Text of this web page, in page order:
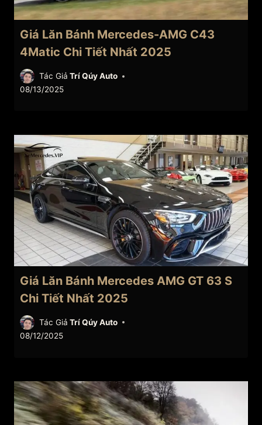
Giá Lăn Bánh Mercedes-AMG C43
4Matic Chi Tiết Nhất 2025
Tác Giả Trí Qúy Auto
08/13/2025
Giá Lăn Bánh Mercedes AMG GT 63 S
Chi Tiết Nhất 2025
Tác Giả Trí Qúy Auto
08/12/2025